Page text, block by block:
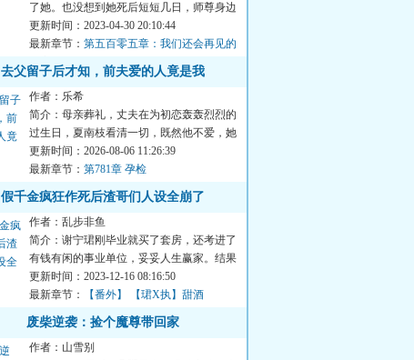
了她。也没想到她死后短短几日，师尊身边
就多了个和她八成相似的...
更新时间：2023-04-30 20:10:44
最新章节： 第五百零五章：我们还会再见的
（完结）
去父留子后才知，前夫爱的人竟是我
作者：乐希
简介：母亲葬礼，丈夫在为初恋轰轰烈烈的
过生日，夏南枝看清一切，既然他不爱，她
也不要了。留下离婚协议...
更新时间：2026-08-06 11:26:39
最新章节： 第781章 孕检
假千金疯狂作死后渣哥们人设全崩了
作者：乱步非鱼
简介：谢宁珺刚毕业就买了套房，还考进了
有钱有闲的事业单位，妥妥人生赢家。结果
竟因意外穿成了真假千金...
更新时间：2023-12-16 08:16:50
最新章节：
【番外】 【珺X执】甜酒
废柴逆袭：捡个魔尊带回家
作者：山雪别